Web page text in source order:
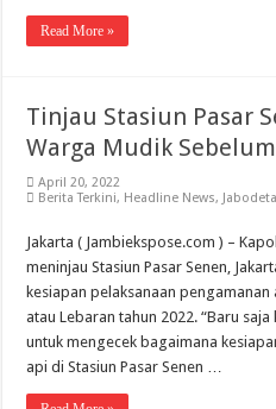
Read More »
Tinjau Stasiun Pasar
Warga Mudik
April 20, 2022
Berita Terkini, Headline News,
Jakarta ( Jambiekspose.com ) –
meninjau Stasiun Pasar Senen,
kesiapan pelaksanaan pengamanan
atau Lebaran tahun 2022. “Baru
untuk mengecek bagaimana
api di Stasiun Pasar Senen …